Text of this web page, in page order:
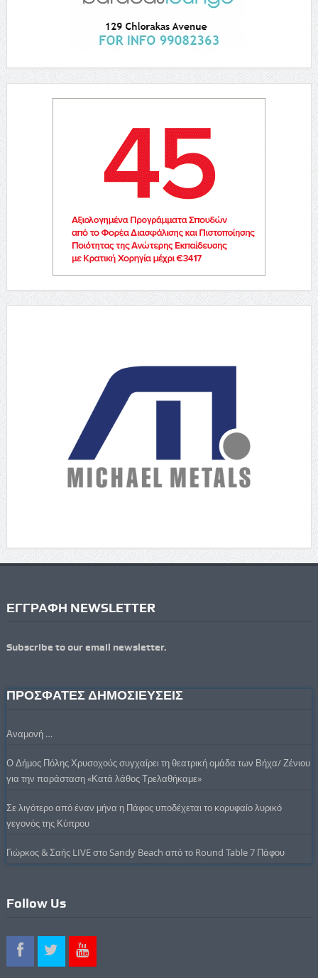
ΕΓΓΡΑΦΗ NEWSLETTER
Subscribe to our email newsletter.
ΠΡΟΣΦΑΤΕΣ ΔΗΜΟΣΙΕΥΣΕΙΣ
Αναμονή …
Ο Δήμος Πόλης Χρυσοχούς συγχαίρει τη θεατρική ομάδα των Βήχα/ Ζένιου
για την παράσταση «Κατά λάθος Τρελαθήκαμε»
Σε λιγότερο από έναν μήνα η Πάφος υποδέχεται το κορυφαίο λυρικό
γεγονός της Κύπρου
Γιώρκος & Σαής LIVE στο Sandy Beach από το Round Table 7 Πάφου
Follow Us